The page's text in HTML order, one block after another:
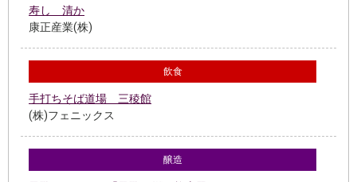
寿し 清か
康正産業(株)
飲食
手打ちそば道場 三稜館
(株)フェニックス
醸造